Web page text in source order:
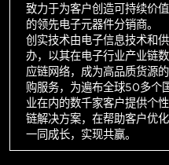
致力于为客户创造可持续价
的领先电子元器件分销商。
创实技术由电子信息技术和
办，以其在电子行业产业链
应链网络，成为高品质货源
购服务，为遍布全球50多个
业在内的数千家客户提供个
链解决方案，在帮助客户优
一同成长，实现共赢。